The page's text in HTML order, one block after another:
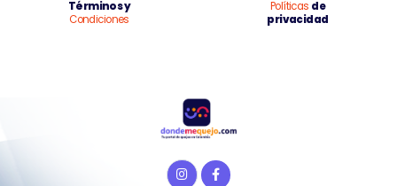
Términos y
Condiciones
Políticas de
privacidad